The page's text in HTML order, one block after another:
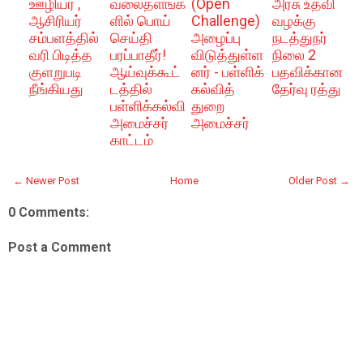
ஊழியர் ,
ஆசிரியர்
சம்பளத்தில்
வரி பிடித்த
குளறுபடி
நீங்கியது
வலைதளங்க
ளில் பொய்
செய்தி
பரப்பாதீர்!
ஆய்வுக்கூட்
டத்தில்
பள்ளிக்கல்வி
அமைச்சர்
காட்டம்
(Open
Challenge)
அழைப்பு
விடுத்துள்ள
னர் - பள்ளிக்
கல்வித்
துறை
அமைச்சர்
அரசு உதவி
வழக்கு
நடத்துநர்
நிலை 2
பதவிக்கான
தேர்வு ரத்து
← Newer Post Older Post →
Home
0 Comments:
Post a Comment